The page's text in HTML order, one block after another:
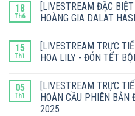
18
Th6
[LIVESTREAM ĐẶC
HOÀNG GIA DALAT
15
Th1
[LIVESTREAM TRỰC
HOA LILY - ĐÓN TẾT
05
Th1
[LIVESTREAM TRỰC
HOÀN CẦU PHIÊN BẢN
2025